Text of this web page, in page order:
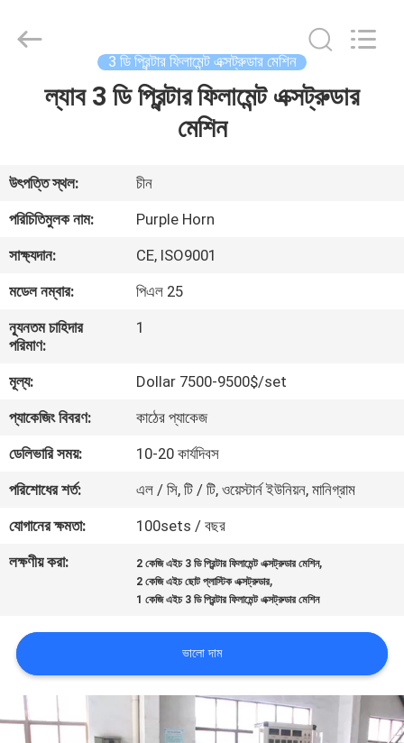
আমাদের
সম্পর্কে
কারখানা
ভ্রমণ
মান
নিয়ন্ত্রণ
যোগাযোগ
করুন
উদ্ধৃতির
আবেদন
সাইট
ম্যাপ
3 ডি প্রিন্টার ফিলামেন্ট এক্সট্রুডার মেশিন
ল্যাব 3 ডি প্রিন্টার ফিলামেন্ট এক্সট্রুডার
মেশিন
উৎপত্তি স্থল:
চীন
পরিচিতিমুলক নাম:
Purple Horn
সাক্ষ্যদান:
CE, ISO9001
মডেল নম্বার:
পিএল 25
ন্যূনতম চাহিদার
পরিমাণ:
1
মূল্য:
Dollar 7500-9500$/set
প্যাকেজিং বিবরণ:
কাঠের প্যাকেজ
ডেলিভারি সময়:
10-20 কার্যদিবস
পরিশোধের শর্ত:
এল / সি, টি / টি, ওয়েস্টার্ন ইউনিয়ন, মানিগ্রাম
যোগানের ক্ষমতা:
100sets / বছর
লক্ষণীয় করা:
2 কেজি এইচ 3 ডি প্রিন্টার ফিলামেন্ট এক্সট্রুডার মেশিন,
2 কেজি এইচ ছোট প্লাস্টিক এক্সট্রুডার,
1 কেজি এইচ 3 ডি প্রিন্টার ফিলামেন্ট এক্সট্রুডার মেশিন
ভালো দাম